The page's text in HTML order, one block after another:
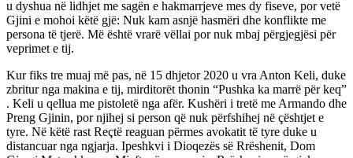
u dyshua në lidhjet me sagën e hakmarrjeve mes dy fiseve, por vetë
Gjini e mohoi këtë gjë: Nuk kam asnjë hasmëri dhe konflikte me
persona të tjerë. Më është vrarë vëllai por nuk mbaj përgjegjësi për
veprimet e tij.
Kur fiks tre muaj më pas, në 15 dhjetor 2020 u vra Anton Keli, duke
zbritur nga makina e tij, mirditorët thonin “Pushka ka marrë për keq”
. Keli u qellua me pistoletë nga afër. Kushëri i tretë me Armando dhe
Preng Gjinin, por njihej si person që nuk përfshihej në çështjet e
tyre. Në këtë rast Reçtë reaguan përmes avokatit të tyre duke u
distancuar nga ngjarja. Ipeshkvi i Dioqezës së Rrëshenit, Dom